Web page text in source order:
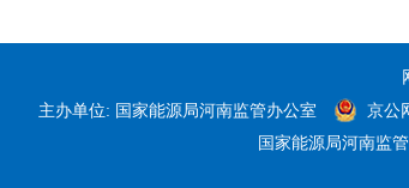
主办单位: 国家能源局河南监管办公室
京公
国家能源局河南监